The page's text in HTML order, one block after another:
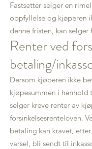
Fastsetter selger en
oppfyllelse og kjøperen
denne fristen, kan selger
Renter ved
betaling/
Dersom kjøperen ikke
kjøpesummen i henhold
selger kreve renter av
forsinkelsesrenteloven.
betaling kan kravet,
varsel, bli sendt til